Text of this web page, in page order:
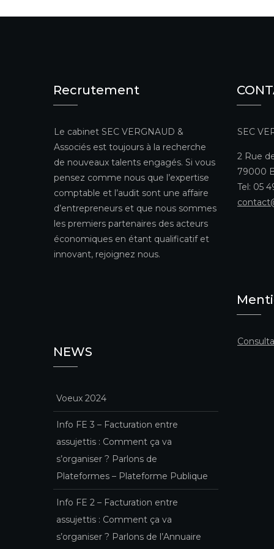
Recrutement
Le cabinet SEC VERGNAUD &
Associés est toujours à la recherche
de nouveaux talents engagés. Si vous
pensez comme nous que l’expertise
comptable et l’audit sont une affaire
d’entrepreneurs et que nous sommes
les premiers partenaires des acteurs
économiques en étant qualificatif et
innovant, rejoignez nous.
NEWS
Voeux 2024
Info FE 3 – Facturation entre
assujettis : Comment ça va
s’organiser ? Parlons de
Plateformes – Plateforme Publique
Info FE 2 – Facturation entre
assujettis : Comment ça va
s’organiser ? Parlons de l’Annuaire
SEC
2 Rue
79000
Tel: 05